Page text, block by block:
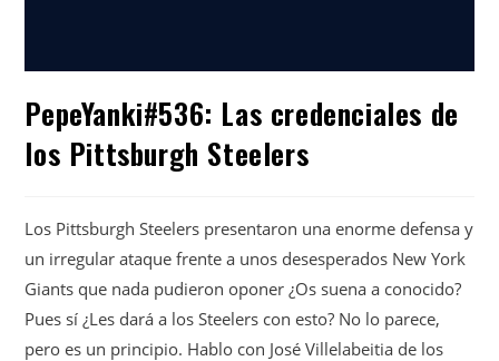
PepeYanki#536: Las credenciales de
los Pittsburgh Steelers
Los Pittsburgh Steelers presentaron una enorme defensa y
un irregular ataque frente a unos desesperados New York
Giants que nada pudieron oponer ¿Os suena a conocido?
Pues sí ¿Les dará a los Steelers con esto? No lo parece,
pero es un principio. Hablo con José Villelabeitia de los